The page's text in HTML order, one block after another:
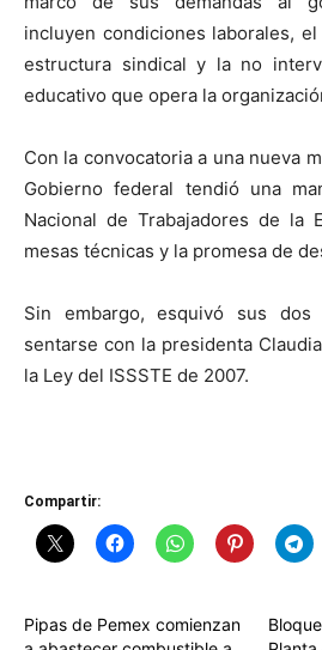
incluyen condiciones laborales,
estructura sindical y la no
educativo que opera la
Con la convocatoria a una nueva
Gobierno federal tendió una
Nacional de Trabajadores de la
mesas técnicas y la promesa de
Sin embargo, esquivó sus dos
sentarse con la presidenta
la Ley del ISSSTE de 2007.
Compartir:
Pipas de Pemex comienzan